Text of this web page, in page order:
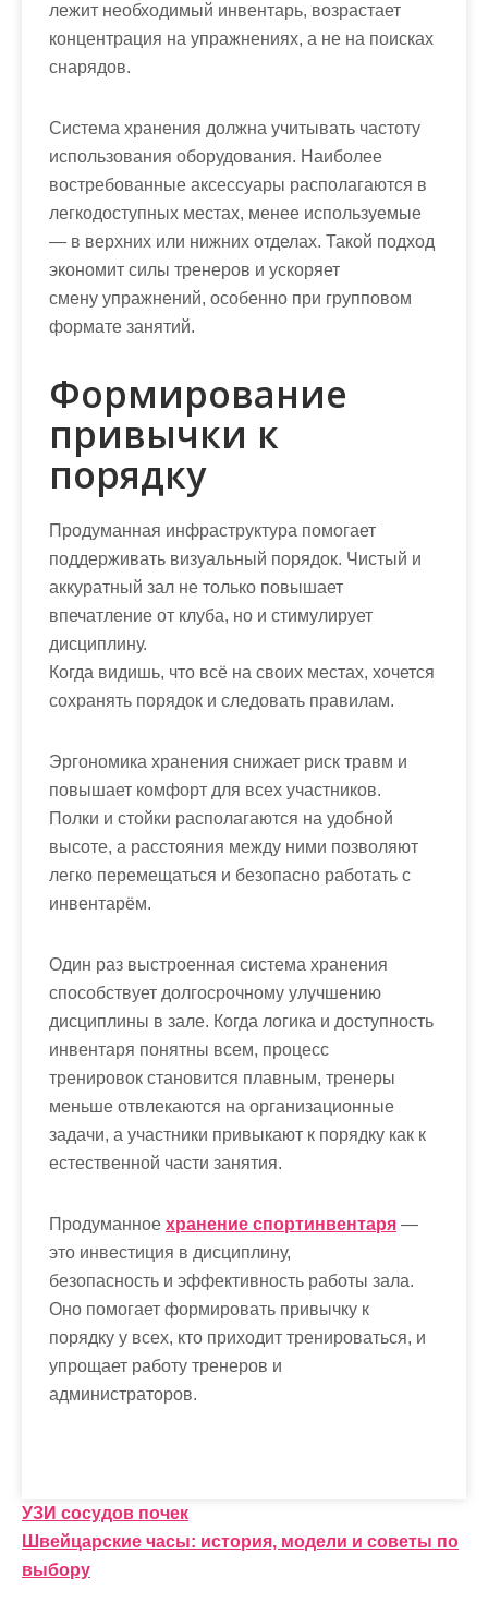
лежит необходимый инвентарь, возрастает
концентрация на упражнениях, а не на поисках
снарядов.
Система хранения должна учитывать частоту
использования оборудования. Наиболее
востребованные аксессуары располагаются в
легкодоступных местах, менее используемые
— в верхних или нижних отделах. Такой подход
экономит силы тренеров и ускоряет
смену упражнений, особенно при групповом
формате занятий.
Формирование
привычки к
порядку
Продуманная инфраструктура помогает
поддерживать визуальный порядок. Чистый и
аккуратный зал не только повышает
впечатление от клуба, но и стимулирует
дисциплину.
Когда видишь, что всё на своих местах, хочется
сохранять порядок и следовать правилам.
Эргономика хранения снижает риск травм и
повышает комфорт для всех участников.
Полки и стойки располагаются на удобной
высоте, а расстояния между ними позволяют
легко перемещаться и безопасно работать с
инвентарём.
Один раз выстроенная система хранения
способствует долгосрочному улучшению
дисциплины в зале. Когда логика и доступность
инвентаря понятны всем, процесс
тренировок становится плавным, тренеры
меньше отвлекаются на организационные
задачи, а участники привыкают к порядку как к
естественной части занятия.
Продуманное хранение спортинвентаря —
это инвестиция в дисциплину,
безопасность и эффективность работы зала.
Оно помогает формировать привычку к
порядку у всех, кто приходит тренироваться, и
упрощает работу тренеров и
администраторов.
Н
а
УЗИ сосудов почек
Швейцарские часы: история, модели и советы по
выбору